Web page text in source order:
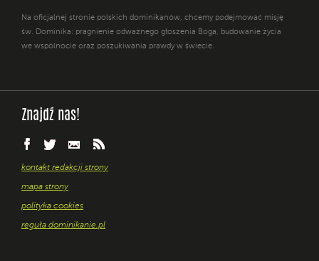
Na oficjalnej stronie polskich dominikanów, chcemy podejmować misję
św. Dominika: pragnienie odważnego głoszenia Boga, budowanie życia
we wspólnocie oraz poszukiwania prawdy w świecie.
Znajdź nas!
kontakt redakcji strony
mapa strony
polityka cookies
reguła dominikanie.pl